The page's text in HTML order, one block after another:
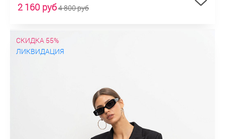
2 160 руб4 800 руб
СКИДКА 55%
ЛИКВИДАЦИЯ